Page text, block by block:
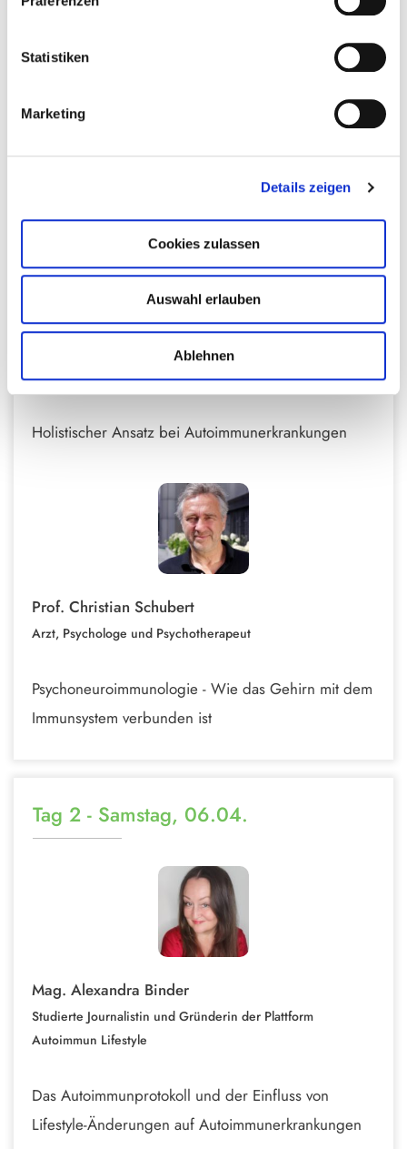
jederzeit widerrufen oder ändern zu können.
Statistiken
Marketing
Details zeigen
Cookies zulassen
Auswahl erlauben
Ablehnen
Gesundheitsberater und ehem. erkrankt an Morbus Crohn
Holistischer Ansatz bei Autoimmunerkrankungen
Prof. Christian Schubert
Arzt, Psychologe und Psychotherapeut
Psychoneuroimmunologie - Wie das Gehirn mit dem
Immunsystem verbunden ist
Tag 2 - Samstag, 06.04.
Mag. Alexandra Binder
Studierte Journalistin und Gründerin der Plattform
Autoimmun Lifestyle
Das Autoimmunprotokoll und der Einfluss von
Lifestyle-Änderungen auf Autoimmunerkrankungen